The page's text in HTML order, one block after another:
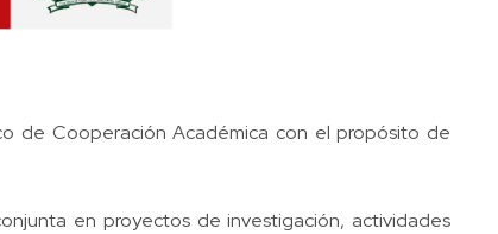
de Cooperación Académica con el propósito de
en proyectos de investigación, actividades